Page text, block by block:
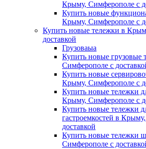
Крыму, Симферополе с
Купить новые
Крыму, Симферополе с
Купить новые тележки в
доставкой
Грузоваыа
Купить новые грузовые
Симферополе с
Купить новые
Крыму, Симферополе с
Купить новые тележки
Крыму, Симферополе с
Купить новые тележки
гастроемкостей в
доставкой
Купить новые тележки
Симферополе с